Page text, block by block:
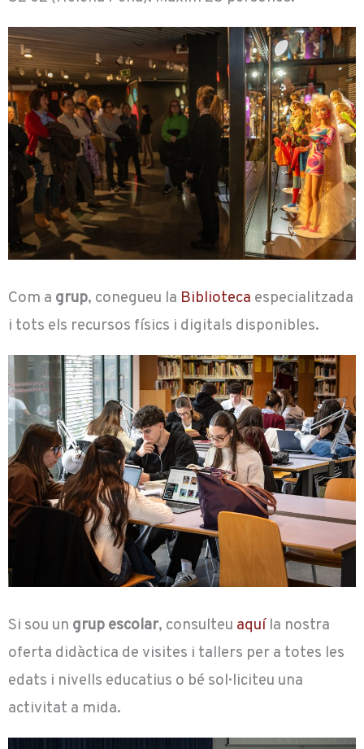
Com a grup, conegueu la Biblioteca especialitzada
i tots els recursos físics i digitals disponibles.
Si sou un grup escolar, consulteu aquíla nostra
oferta didàctica de visites i tallers per a totes les
edats i nivells educatius o bé sol·liciteu una
activitat a mida.